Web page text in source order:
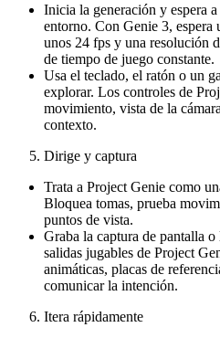
Inicia la generación y espera
entorno. Con Genie 3, espera
unos 24 fps y una resolución
de tiempo de juego constante.
Usa el teclado, el ratón o un
explorar. Los controles de
movimiento, vista de la
contexto.
Dirige y captura
Trata a Project Genie como
Bloquea tomas, prueba
puntos de vista.
Graba la captura de pantalla
salidas jugables de Project
animáticas, placas de
comunicar la intención.
Itera rápidamente